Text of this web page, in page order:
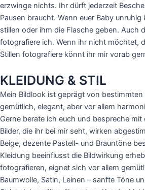
erzwinge nichts. Ihr dürft jederzeit
Pausen braucht. Wenn euer Baby
stillen oder ihm die Flasche geben. Auch
fotografiere ich. Wenn ihr nicht möchtet,
Stillen fotografiere könnt ihr mir vorab
KLEIDUNG & STIL
Mein Bildlook ist geprägt von bestimmten
gemütlich, elegant, aber vor allem
Gerne berate ich euch und bespreche mit
Bilder, die ihr bei mir seht, wirken
Beige, dezente Pastell- und Brauntöne
Kleidung beeinflusst die Bildwirkung
fotografieren, eignet sich vor allem
Baumwolle, Satin, Leinen – sanfte Töne